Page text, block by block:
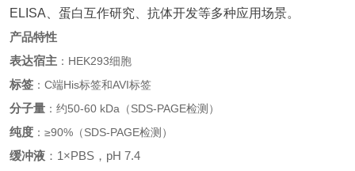
ELISA、蛋白互作研究、抗体开发等多种应用场景。
产品特性
表达宿主 ：HEK293细胞
标签 ：C端His标签和AVI标签
分子量 ：约50-60 kDa（SDS-PAGE检测）
纯度 ：≥90%（SDS-PAGE检测）
缓冲液 ：1×PBS，pH 7.4